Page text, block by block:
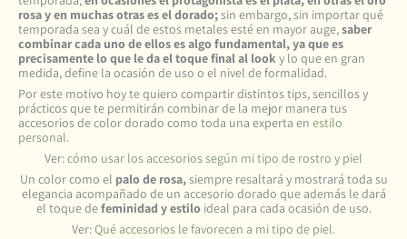
rosa y en muchas otras es el dorado;sin embargo, sin importar qué
temporada sea y cuál de estos metales esté en mayor auge,saber
combinar cada uno de ellos es algo fundamental, ya que es
precisamente lo que le da el toque final al look y lo que en gran
medida, define la ocasión de uso o el nivel de formalidad.
Por este motivo hoy te quiero compartir distintos tips, sencillos y
prácticos que te permitirán combinar de la mejor manera tus
accesorios de color dorado como toda una experta en estilo
personal.
Ver:cómo usar los accesorios según mi tipo de rostro y piel
Un color como el palo de rosa,siempre resaltará y mostrará toda su
elegancia acompañado de un accesorio dorado que además le dará
el toque defeminidad y estiloideal para cada ocasión de uso.
Ver:Qué accesorios le favorecen a mi tipo de piel.